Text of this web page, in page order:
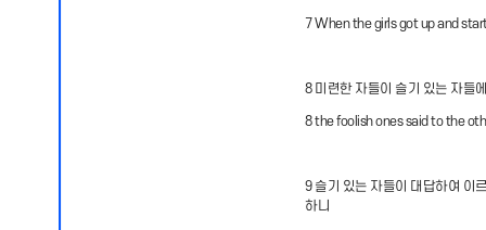
7 When the girls got up and
8 미련한 자들이 슬기 있는 자들
8 the foolish ones said to the
9 슬기 있는 자들이 대답하여 이
하니